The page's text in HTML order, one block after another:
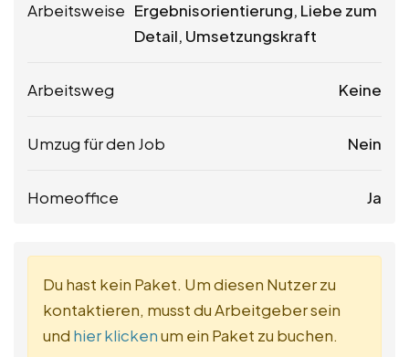
Arbeitsweise Ergebnisorientierung, Liebe zum
Detail, Umsetzungskraft
Arbeitsweg Keine
Umzug für den Job Nein
Homeoffice Ja
Du hast kein Paket. Um diesen Nutzer zu
kontaktieren, musst du Arbeitgeber sein
und hier klickenum ein Paket zu buchen.